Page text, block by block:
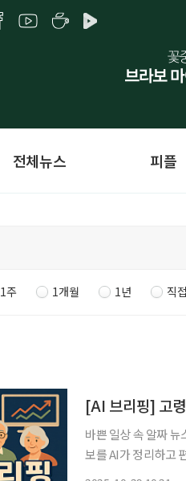
전체뉴스 피플
1주 1개월 1년 직
[AI 브리핑] 고
바쁜 일상 속 알짜
보를 AI가 정리하고 편집국 기자